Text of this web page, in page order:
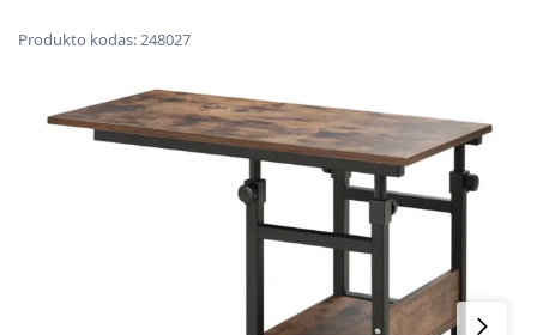
Produkto kodas:248027